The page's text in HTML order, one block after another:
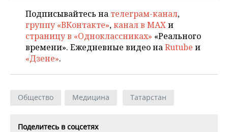
Подписывайтесь на телеграм-канал,
группу «ВКонтакте»,канал в MAXи
страницу в «Одноклассниках» «Реального
времени». Ежедневные видео наRutube и
«Дзене».
Общество Медицина Татарстан
Поделитесь в соцсетях